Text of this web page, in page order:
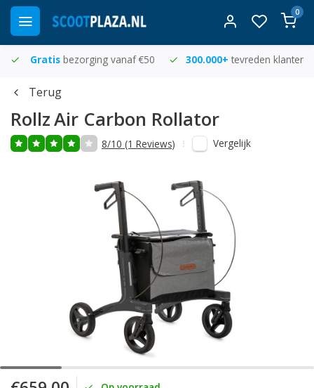
0
Gratis bezorging vanaf €50 300.000+ tevreden klanten
Terug
RollzAir Carbon Rollator
8/10 (1 Reviews) Vergelijk